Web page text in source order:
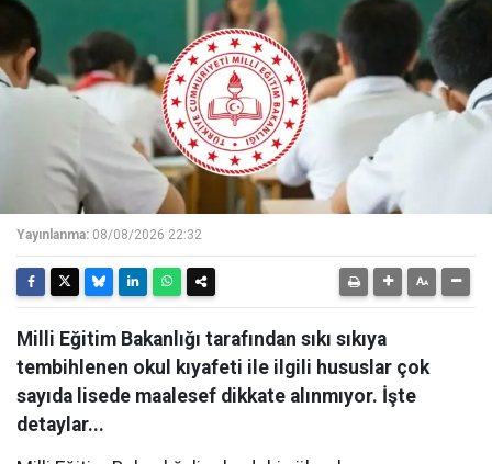
Yayınlanma: 08/08/2026 22:32
Milli Eğitim Bakanlığı tarafından sıkı sıkıya
tembihlenen okul kıyafeti ile ilgili hususlar çok
sayıda lisede maalesef dikkate alınmıyor. İşte
detaylar...